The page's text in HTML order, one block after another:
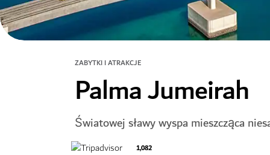
ZABYTKI I ATRAKCJE
Palma Jumeirah
Światowej sławy wyspa mieszcząca
1,082